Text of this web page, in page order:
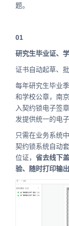
题。
01
研究生毕业证、
证书自动起草、
每年研究生毕业
和学校公章，南
入契约锁电子签
发提供统一的电
只需在业务系统
契约锁系统自动
位证， 省去线下
验、随时打印输出